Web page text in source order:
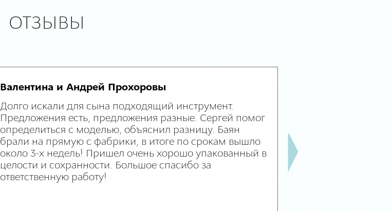
ОТЗЫВЫ
Валентина и Андрей Прохоровы
Долго искали для сына подходящий инструмент.
Предложения есть, предложения разные. Сергей помог
определиться с моделью, объяснил разницу. Баян
брали на прямую с фабрики, в итоге по срокам вышло
около 3-х недель! Пришел очень хорошо упакованный в
целости и сохранности. Большое спасибо за
ответственную работу!